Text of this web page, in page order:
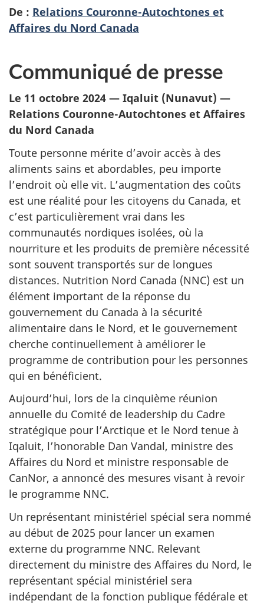
De : Relations Couronne-Autochtones et
Affaires du Nord Canada
Communiqué de presse
Le 11 octobre 2024 — Iqaluit (Nunavut) —
Relations Couronne-Autochtones et Affaires
du Nord Canada
Toute personne mérite d’avoir accès à des
aliments sains et abordables, peu importe
l’endroit où elle vit. L’augmentation des coûts
est une réalité pour les citoyens du Canada, et
c’est particulièrement vrai dans les
communautés nordiques isolées, où la
nourriture et les produits de première nécessité
sont souvent transportés sur de longues
distances. Nutrition Nord Canada (NNC) est un
élément important de la réponse du
gouvernement du Canada à la sécurité
alimentaire dans le Nord, et le gouvernement
cherche continuellement à améliorer le
programme de contribution pour les personnes
qui en bénéficient.
Aujourd’hui, lors de la cinquième réunion
annuelle du Comité de leadership du Cadre
stratégique pour l’Arctique et le Nord tenue à
Iqaluit, l’honorable Dan Vandal, ministre des
Affaires du Nord et ministre responsable de
CanNor, a annoncé des mesures visant à revoir
le programme NNC.
Un représentant ministériel spécial sera nommé
au début de 2025 pour lancer un examen
externe du programme NNC. Relevant
directement du ministre des Affaires du Nord, le
représentant spécial ministériel sera
indépendant de la fonction publique fédérale et